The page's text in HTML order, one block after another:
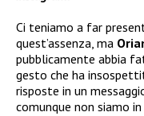
Ci teniamo a far
quest’assenza, ma
pubblicamente abbia
gesto che ha
risposte in un
comunque non siamo